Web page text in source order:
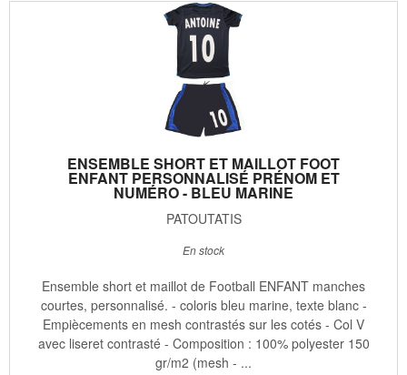
ENSEMBLE SHORT ET MAILLOT FOOT
ENFANT PERSONNALISÉ PRÉNOM ET
NUMÉRO - BLEU MARINE
PATOUTATIS
En stock
Ensemble short et maillot de Football ENFANT manches
courtes, personnalisé. - coloris bleu marine, texte blanc -
Empiècements en mesh contrastés sur les cotés - Col V
avec liseret contrasté - Composition : 100% polyester 150
gr/m2 (mesh - ...